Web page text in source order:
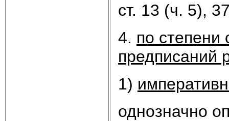
ст. 13 (ч. 5),
4. по степени
предписаний
1)
однозначно